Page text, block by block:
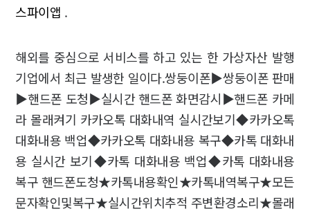
스파이앱 .
해외를 중심으로 서비스를 하고 있는 한 가상자산 발행
기업에서 최근 발생한 일이다.쌍둥이폰▶쌍둥이폰 판매
▶핸드폰 도청▶실시간 핸드폰 화면감시▶핸드폰 카메
라 몰래켜기 카카오톡 대화내역 실시간보기◆카카오톡
대화내용 백업◆카카오톡 대화내용 복구◆카톡 대화내
용 실시간 보기◆카톡 대화내용 백업◆카톡 대화내용
복구 핸드폰도청★카톡내용확인★카톡내역복구★모든
문자확인및복구★실시간위치추적 주변환경소리★몰래